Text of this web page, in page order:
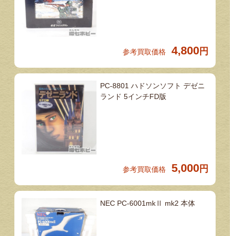
参考買取価格 4,800 円
PC-8801 ハドソンソフト デゼニ
ランド 5インチFD版
参考買取価格 5,000 円
NEC PC-6001mkⅡ mk2 本体